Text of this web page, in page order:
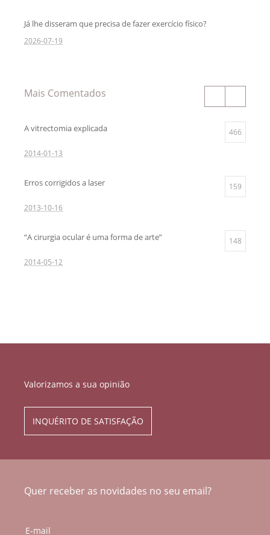
Já lhe disseram que precisa de fazer exercício físico?
2026-07-19
Mais Comentados
A vitrectomia explicada 466
2014-01-13
Erros corrigidos a laser 159
2013-10-16
“A cirurgia ocular é uma forma de arte” 148
2014-05-12
Valorizamos a sua opinião
INQUÉRITO DE SATISFAÇÃO
Quer receber as novidades no seu email?